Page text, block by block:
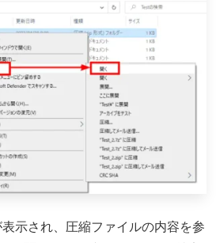
示され、圧縮ファイルの内容を参